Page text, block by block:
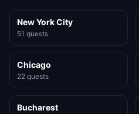
New York City
51 quests
Chicago
22 quests
Bucharest